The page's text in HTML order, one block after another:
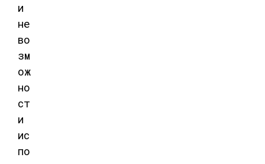
и
не
во
зм
ож
но
ст
и
ис
по